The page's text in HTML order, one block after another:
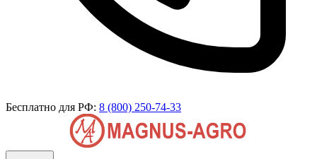
Бесплатно для РФ: 8 (800) 250-74-33